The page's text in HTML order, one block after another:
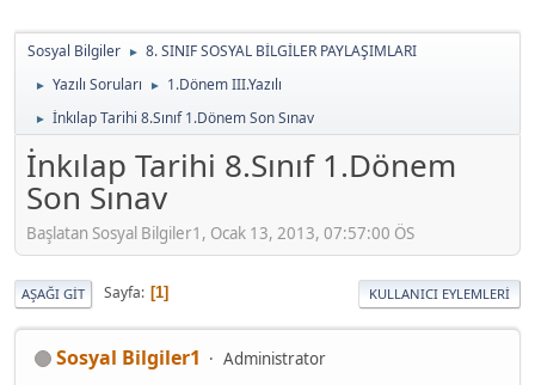
Sosyal Bilgiler ► 8. SINIF SOSYAL BİLGİLER PAYLAŞIMLARI
► Yazılı Soruları ► 1.Dönem III.Yazılı
► İnkılap Tarihi 8.Sınıf 1.Dönem Son Sınav
İnkılap Tarihi 8.Sınıf 1.Dönem
Son Sınav
Başlatan Sosyal Bilgiler1, Ocak 13, 2013, 07:57:00 ÖS
AŞAĞI GIT Sayfa 1 KULLANICI EYLEMLERI
Sosyal Bilgiler1 Administrator